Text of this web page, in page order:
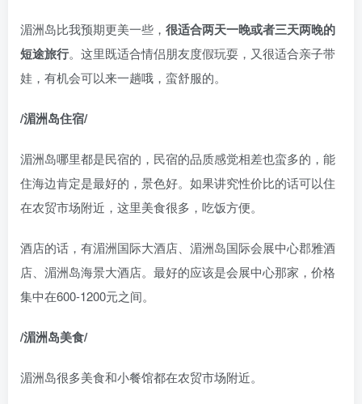
湄洲岛比我预期更美一些， 很适合两天一晚或者三天两晚的
短途旅行。这里既适合情侣朋友度假玩耍，又很适合亲子带
娃，有机会可以来一趟哦，蛮舒服的。
/湄洲岛住宿/
湄洲岛哪里都是民宿的，民宿的品质感觉相差也蛮多的，能
住海边肯定是最好的，景色好。如果讲究性价比的话可以住
在农贸市场附近，这里美食很多，吃饭方便。
酒店的话，有湄洲国际大酒店、湄洲岛国际会展中心郡雅酒
店、湄洲岛海景大酒店。最好的应该是会展中心那家，价格
集中在600-1200元之间。
/湄洲岛美食/
湄洲岛很多美食和小餐馆都在农贸市场附近。